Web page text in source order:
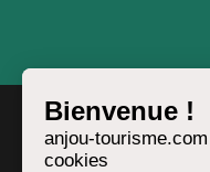
Bienvenue !
anjou-
cookies